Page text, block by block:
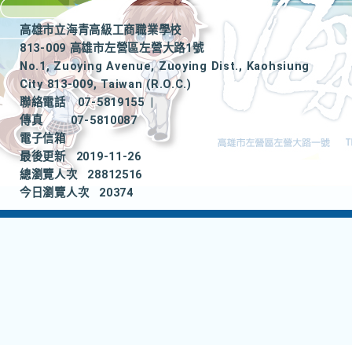
高雄市立海青高級工商職業學校
813-009 高雄市左營區左營大路1號
No.1, Zuoying Avenue, Zuoying Dist., Kaohsiung
City 813-009, Taiwan (R.O.C.)
聯絡電話
07-5819155
|
傳真
07-5810087
電子信箱
最後更新
2019-11-26
總瀏覽人次
28812516
今日瀏覽人次
20374